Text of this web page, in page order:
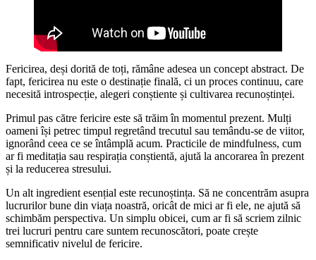
Fericirea, deși dorită de toți, rămâne adesea un concept abstract. De
fapt, fericirea nu este o destinație finală, ci un proces continuu, care
necesită introspecție, alegeri conștiente și cultivarea recunoștinței.
Primul pas către fericire este să trăim în momentul prezent. Mulți
oameni își petrec timpul regretând trecutul sau temându-se de viitor,
ignorând ceea ce se întâmplă acum. Practicile de mindfulness, cum
ar fi meditația sau respirația conștientă, ajută la ancorarea în prezent
și la reducerea stresului.
Un alt ingredient esențial este recunoștința. Să ne concentrăm asupra
lucrurilor bune din viața noastră, oricât de mici ar fi ele, ne ajută să
schimbăm perspectiva. Un simplu obicei, cum ar fi să scriem zilnic
trei lucruri pentru care suntem recunoscători, poate crește
semnificativ nivelul de fericire.